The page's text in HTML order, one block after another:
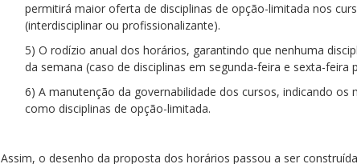
permitirá maior oferta de disciplinas de opção-limitada nos
(interdisciplinar ou profissionalizante).
5) O rodízio anual dos horários, garantindo que nenhuma
da semana (caso de disciplinas em segunda-feira e sexta-feira
6) A manutenção da governabilidade dos cursos, indicando
como disciplinas de opção-limitada.
Assim, o desenho da proposta dos horários passou a ser